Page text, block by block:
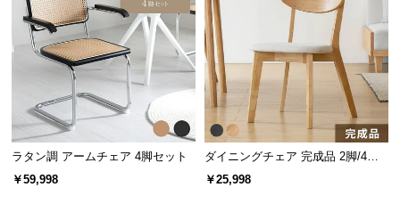
ラタン調 アームチェア 4脚セット
￥59,998
ダイニングチェア 完成品 2脚/4脚
セット
￥25,998